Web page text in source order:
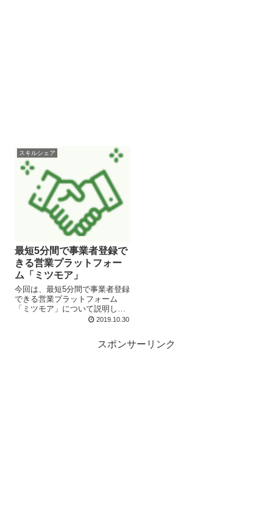
スキルシェア
最短5分間で事業者登録で
きる営業プラットフォー
ム「ミツモア」
今回は、最短5分間で事業者登録
できる営業プラットフォーム
「ミツモア」について説明しま
フォーム（スキルシェアサービ
ス）が人気急上昇中なんです。
2019.10.30
スポンサーリンク